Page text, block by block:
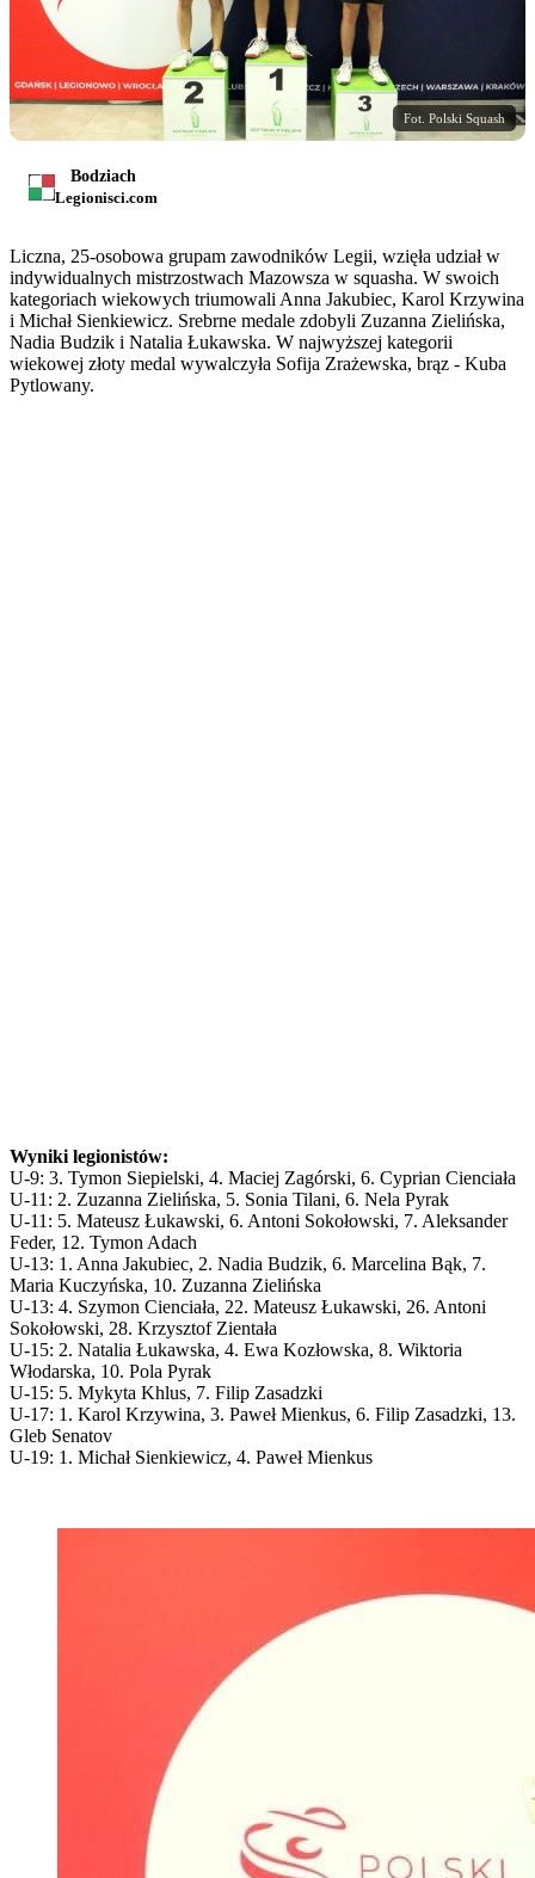
Fot. Polski Squash
Bodziach
Legionisci.com
Liczna, 25-osobowa grupam zawodników Legii, wzięła udział w
indywidualnych mistrzostwach Mazowsza w squasha. W swoich
kategoriach wiekowych triumowali Anna Jakubiec, Karol Krzywina
i Michał Sienkiewicz. Srebrne medale zdobyli Zuzanna Zielińska,
Nadia Budzik i Natalia Łukawska. W najwyższej kategorii
wiekowej złoty medal wywalczyła Sofija Zrażewska, brąz - Kuba
Pytlowany.
Wyniki legionistów:
U-9: 3. Tymon Siepielski, 4. Maciej Zagórski, 6. Cyprian Cienciała
U-11: 2. Zuzanna Zielińska, 5. Sonia Tilani, 6. Nela Pyrak
U-11: 5. Mateusz Łukawski, 6. Antoni Sokołowski, 7. Aleksander
Feder, 12. Tymon Adach
U-13: 1. Anna Jakubiec, 2. Nadia Budzik, 6. Marcelina Bąk, 7.
Maria Kuczyńska, 10. Zuzanna Zielińska
U-13: 4. Szymon Cienciała, 22. Mateusz Łukawski, 26. Antoni
Sokołowski, 28. Krzysztof Zientała
U-15: 2. Natalia Łukawska, 4. Ewa Kozłowska, 8. Wiktoria
Włodarska, 10. Pola Pyrak
U-15: 5. Mykyta Khlus, 7. Filip Zasadzki
U-17: 1. Karol Krzywina, 3. Paweł Mienkus, 6. Filip Zasadzki, 13.
Gleb Senatov
U-19: 1. Michał Sienkiewicz, 4. Paweł Mienkus